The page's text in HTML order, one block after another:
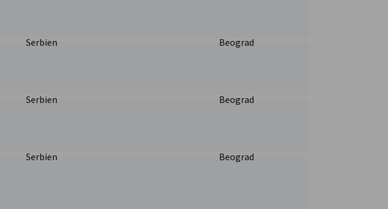
Serbien Beograd
Serbien Beograd
Serbien Beograd